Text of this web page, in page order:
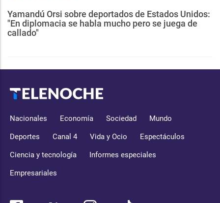
Yamandú Orsi sobre deportados de Estados Unidos:
"En diplomacia se habla mucho pero se juega de
callado"
Nacionales Economía Sociedad Mundo
Deportes Canal 4 Vida y Ocio Espectáculos
Ciencia y tecnología Informes especiales
Empresariales